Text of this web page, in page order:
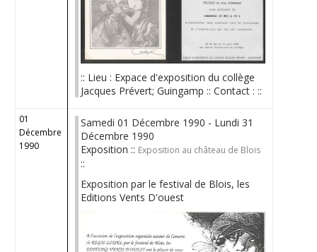
:: Lieu : Expace d'exposition du collège
Jacques Prévert; Guingamp :: Contact : ::
01
Décembre
1990
Samedi 01 Décembre 1990 - Lundi 31
Décembre 1990
Exposition :: Exposition au château de Blois
::
Exposition par le festival de Blois, les
Editions Vents D'ouest